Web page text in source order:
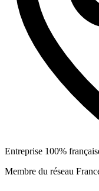
Entreprise 100%
Membre du réseau